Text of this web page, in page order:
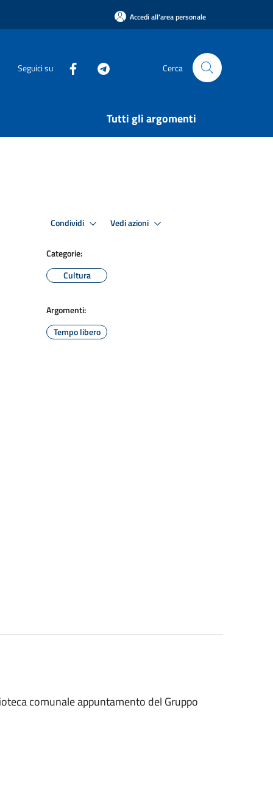
Accedi all'area personale
Seguici su Cerca
Tutti gli argomenti
Condividi Vedi azioni
Categorie:
Cultura
Argomenti:
Tempo libero
comunale appuntamento del Gruppo